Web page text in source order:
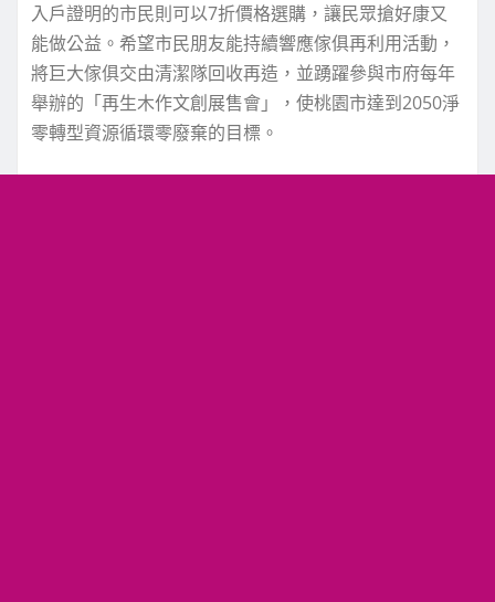
入戶證明的市民則可以7折價格選購，讓民眾搶好康又
能做公益。希望市民朋友能持續響應傢俱再利用活動，
將巨大傢俱交由清潔隊回收再造，並踴躍參與市府每年
舉辦的「再生木作文創展售會」，使桃園市達到2050淨
零轉型資源循環零廢棄的目標。